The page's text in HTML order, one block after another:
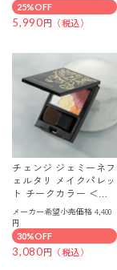
25%OFF
5,990
チェンジ ジェミーネフ
ェルタリ メイクパレッ
ト チークカラー ＜０
１＞
メーカー希望小売価格 4,400
円
30%OFF
3,080